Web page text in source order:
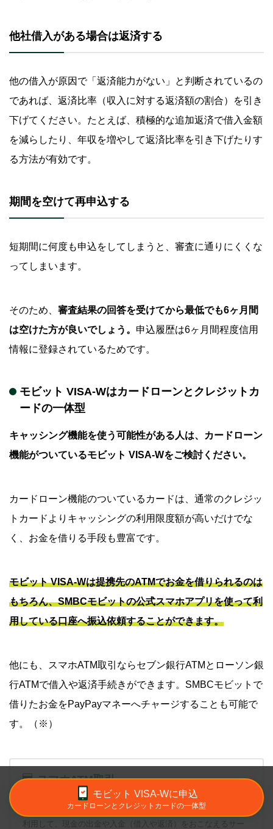
他社借入がある場合は返済する
他の借入が原因で「返済能力がない」と判断されているの
であれば、返済比率（収入に対する返済額の割合）を引き
下げてください。たとえば、積極的な追加返済で借入金額
を減らしたり、年収を増やして返済比率を引き下げたりす
る方法が有効です。
期間を空けて再申込する
短期間に何度も申込をしてしまうと、審査に通りにくくな
ってしまいます。
そのため、 審査結果の回答を受けてから最低でも6ヶ月間
は空けた方が良いでしょう。 申込履歴は6ヶ月間程度信用
情報に登録されているためです。
モビット VISA-Wはカードローンとクレジットカ
ードの一体型
キャッシング機能を使う可能性がある人は、カードローン
機能がついているモビット VISA-Wをご検討ください。
カードローン機能のついているカードは、通常のクレジッ
トカードよりキャッシングの利用限度額が高いだけでな
く、お金を借りる手段も豊富です。
モビット VISA-Wは提携先のATMでお金を借りられるのは
もちろん、SMBCモビットの公式スマホアプリを使って利
用している口座へ振込依頼することができます。
他にも、スマホATM取引ならセブン銀行ATMとローソン銀
行ATMで借入や返済手続きができます。SMBCモビットで
借りたお金をPayPayマネーへチャージすることも可能で
す。（※）
スマホATM取引
サービス対象のATMにて、カードの代わりにスマートフォンを
利用して、現金の出金や入金（借入や返済）をおこなえるサー
モビット VISA-Wに申込
カードローンとクレジットカードの一体型